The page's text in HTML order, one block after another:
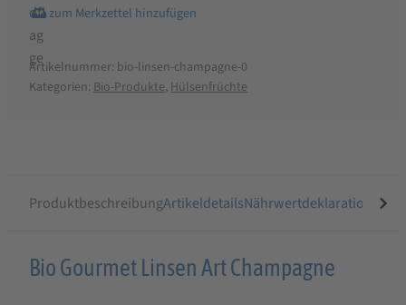
Artikelnummer: bio-linsen-champagne-0
Kategorien: Bio-Produkte,Hülsenfrüchte
ProduktbeschreibungArtikeldetailsNährwertdeklaration
Produktbeschreibung
Bio Gourmet Linsen Art Champagne